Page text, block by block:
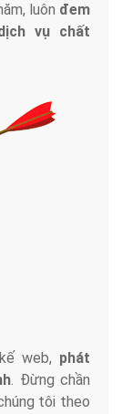
luôn đem
vụ chất
web, phát
. Đừng chần
tôi theo